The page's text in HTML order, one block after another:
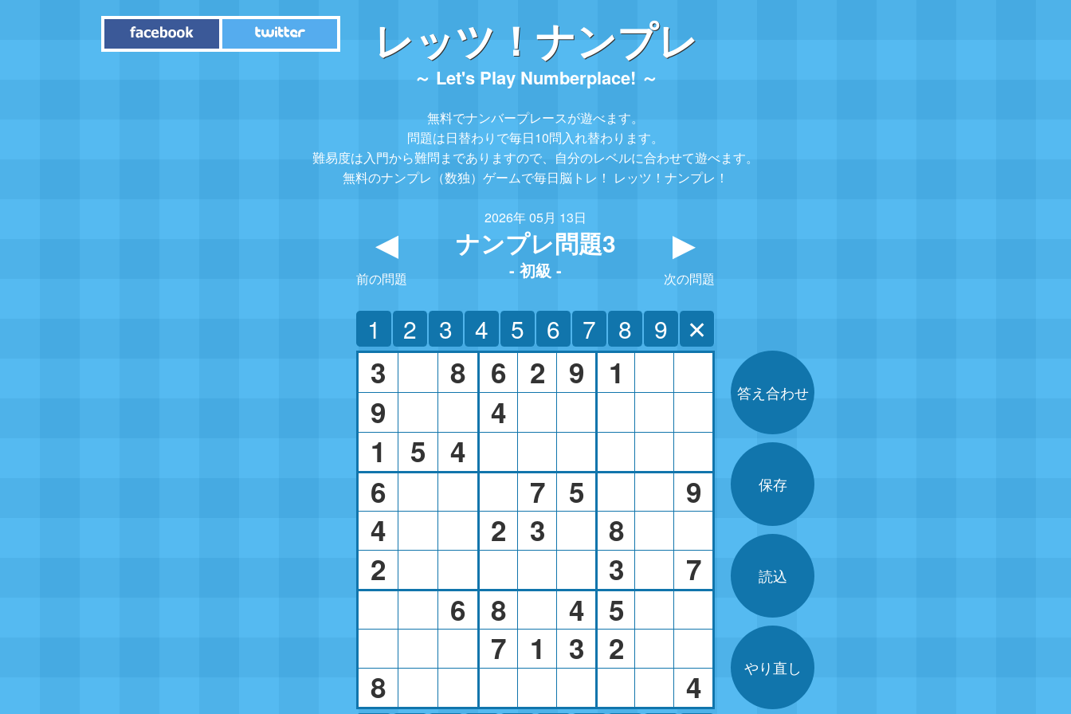
レッツ！ナンプレ
～ Let's Play Numberplace! ～
無料でナンバープレースが遊べます。
問題は日替わりで毎日10問入れ替わります。
難易度は入門から難問までありますので、 自分のレベルに合わせて遊べます。
無料のナンプレ（数独）ゲームで毎日脳トレ！ レッツ！ナンプレ！
2026年 05月 13日
ナンプレ問題3
- 初級 -
▲
前の問題
▲
次の問題
1 2 3 4 5 6 7 8 9 ✕
3 8 6 2 9
1
9
4
1
5
4
6
7 5
9
4
2 3
8
2
3
7
6
8 4
5
7
1 3
2
8
4
答え合わせ
保存
読込
やり直し